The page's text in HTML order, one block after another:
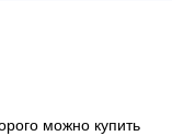
можно купить